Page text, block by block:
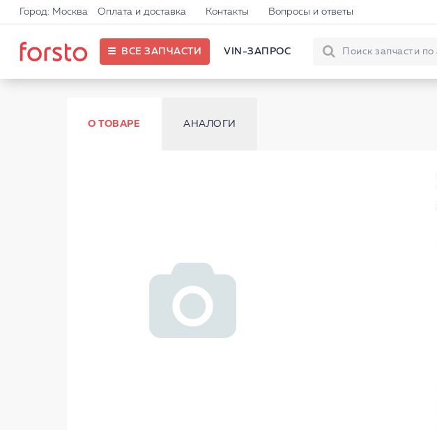
Город: Москва Оплата и доставка Контакты Вопросы и ответы
ВСЕ ЗАПЧАСТИ VIN-ЗАПРОС
О ТОВАРЕ АНАЛОГИ